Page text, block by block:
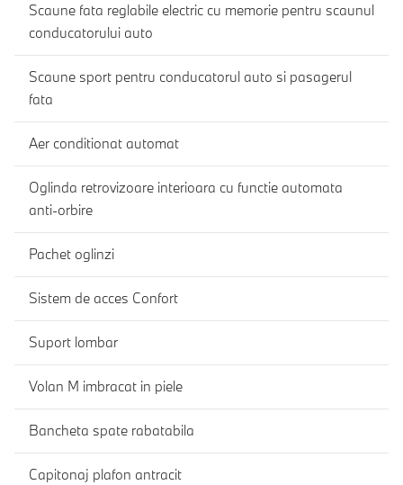
Scaune fata reglabile electric cu memorie pentru scaunul
conducatorului auto
Scaune sport pentru conducatorul auto si pasagerul
fata
Aer conditionat automat
Oglinda retrovizoare interioara cu functie automata
anti-orbire
Pachet oglinzi
Sistem de acces Confort
Suport lombar
Volan M imbracat in piele
Bancheta spate rabatabila
Capitonaj plafon antracit